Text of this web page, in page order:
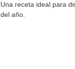
Una receta ideal para
del año.